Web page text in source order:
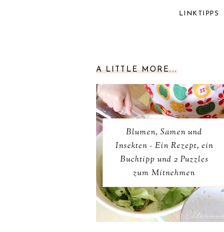
LINKTIPPS
A LITTLE MORE...
Blumen, Samen und
Insekten - Ein Rezept, ein
Buchtipp und 2 Puzzles
zum Mitnehmen